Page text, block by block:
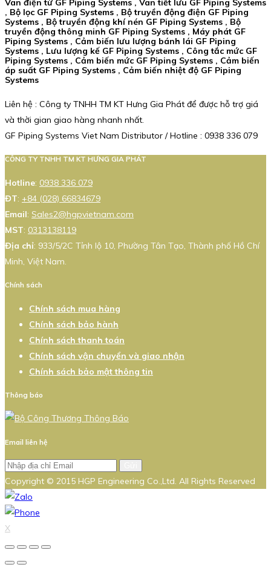
Van điện từ GF Piping Systems , Van tiết lưu GF Piping Systems
, Bộ lọc GF Piping Systems , Bộ truyền động điện GF Piping
Systems , Bộ truyền động khí nén GF Piping Systems , Bộ
truyền động thông minh GF Piping Systems , Máy phát GF
Piping Systems , Cảm biến lưu lượng bánh lái GF Piping
Systems , Lưu lượng kế GF Piping Systems , Công tắc mức GF
Piping Systems , Cảm biến mức GF Piping Systems , Cảm biến
áp suất GF Piping Systems , Cảm biến nhiệt độ GF Piping
Systems
Liên hệ : Công ty TNHH TM KT Hưng Gia Phát để được hỗ trợ giá
và thời gian giao hàng nhanh nhất.
GF Piping Systems Viet Nam Distributor / Hotline : 0938 336 079
CÔNG TY TNHH TM KT HƯNG GIA PHÁT
Hotline: 0938 336 079
ĐT: +84 (028) 66834679
Email: Sales2@hgpvietnam.com
MST: 0313138119
Địa chỉ: 933/5/2C Tỉnh lộ 10, Phường Tân Tạo, Thành phố Hồ Chí
Minh, Việt Nam.
Chính sách
Chính sách mua hàng
Chính sách bảo hành
Chính sách thanh toán
Chính sách vận chuyển và giao nhận
Chính sách bảo mật thông tin
Thông báo
Email liên hệ
Copyright © 2015 HGP Engineering Co.,Ltd. All Rights Reserved
X